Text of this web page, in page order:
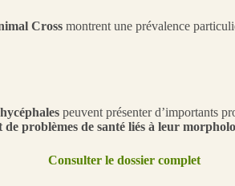
Cross montrent une prévalence
peuvent présenter d’importants
de problèmes de santé liés à leur
Consulter le dossier complet